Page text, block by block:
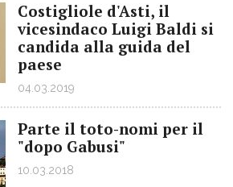
Costigliole d'Asti, il
vicesindaco Luigi Baldi si
candida alla guida del
paese
04.03.2019
Parte il toto-nomi per il
"dopo Gabusi"
10.03.2018